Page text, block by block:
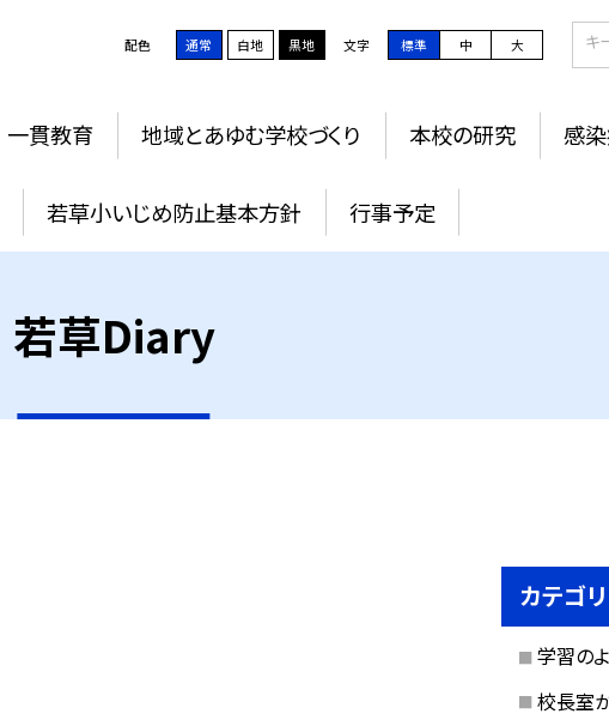
配色 通常 白地 黒地 文字 標準 中 大
一貫教育 地域とあゆむ学校づくり 本校の研究 感染
若草小いじめ防止基本方針 行事予定
若草Diary
カテゴリ
学習の
校長室